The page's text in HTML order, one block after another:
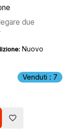
due
Nuovo
Venduti : 7
favorite_border